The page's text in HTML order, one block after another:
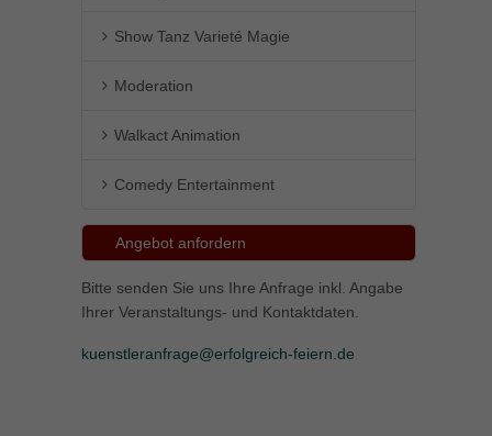
Show Tanz Varieté Magie
Moderation
Walkact Animation
Comedy Entertainment
Angebot anfordern
Bitte senden Sie uns Ihre Anfrage inkl. Angabe
Ihrer Veranstaltungs- und Kontaktdaten.
kuenstleranfrage@erfolgreich-feiern.de